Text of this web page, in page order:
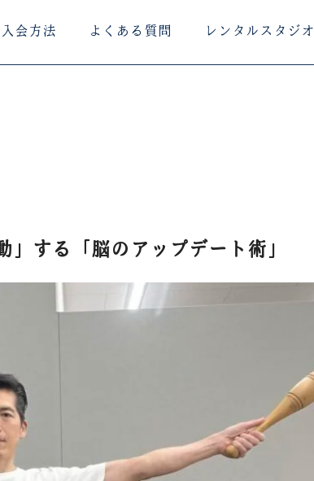
会方法 よくある質問 レンタルスタジオ
する「脳のアップデート術」